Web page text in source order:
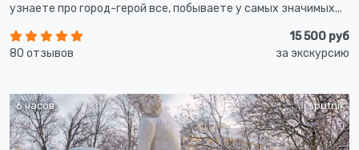
узнаете про город-герой все, побываете у самых значимых...
80 отзывов
15 500 руб
за экскурсию
sputnik
6 часов